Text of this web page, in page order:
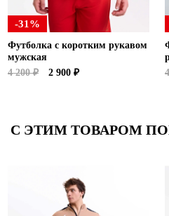
-31%
Футболка с коротким рукавом
мужская
4 200 ₽
2 900 ₽
С ЭТИМ ТОВАРОМ